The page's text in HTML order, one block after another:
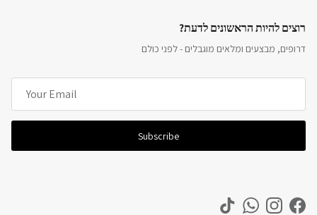
רוצים להיות הראשונים לדעת?
דרופים, מבצעים ומלאים מוגבלים - לפני כולם
Subscribe